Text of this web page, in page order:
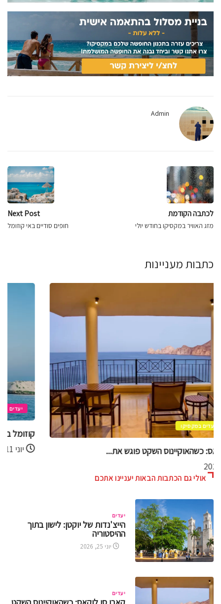
Admin
לכתבה הקודמת
מזג האוויר במקסיקו בחודש יולי
Next Post
חופים סודיים באי קוזומל
כתבות מעניינות
יעדים קוזומל
קוזומל בסטנדרט זהב – חוויות VIP מעל...
יוני 11, 2026
אולי גם הכתבות הבאות יעניינו אתכם
יעדים
הייצ'נדות של יוקטן: לישון בתוך
ההיסטוריה
יוני 25, 2026
יעדים